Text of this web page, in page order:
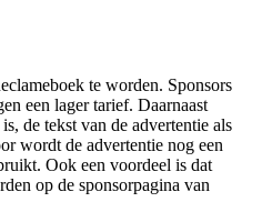
te worden. Sponsors
een lager tarief. Daarnaast
de tekst van de advertentie als
wordt de advertentie nog een
Ook een voordeel is dat
op de sponsorpagina van